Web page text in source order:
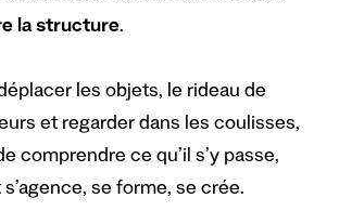
la structure.
les objets, le rideau de
et regarder dans les coulisses,
comprendre ce qu’il s’y passe,
se forme, se crée.